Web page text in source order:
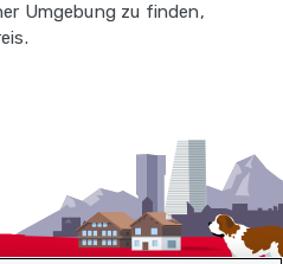
Umgebung zu finden,